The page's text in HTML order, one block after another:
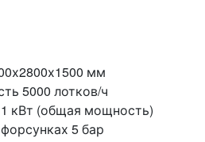
мм
5000 лотков/ч
кВт (общая мощность)
5 бар